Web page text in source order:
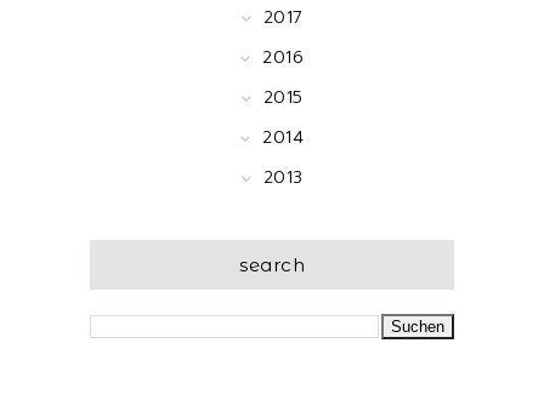
2017
2016
2015
2014
2013
search